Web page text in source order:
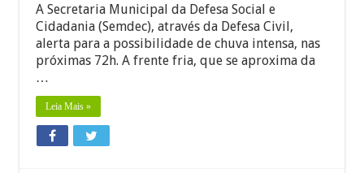
A Secretaria Municipal da Defesa Social e
Cidadania (Semdec), através da Defesa Civil,
alerta para a possibilidade de chuva intensa, nas
próximas 72h. A frente fria, que se aproxima da
…
Leia Mais »